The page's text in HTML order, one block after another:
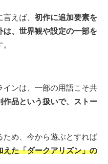
えば、 初作に追加要素を
は、世界観や設定の一部を
インは、一部の用語こそ共
作品という扱いで、ストー
ため、今から遊ぶとすれば
えた「ダークアリズン」の